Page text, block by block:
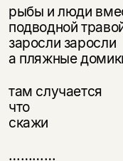
рыбы и люди
подводной
заросли заросли
а пляжные
там случается
что
скажи
…………